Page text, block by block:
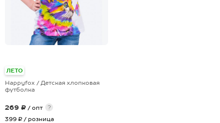
ЛЕТО
Happyfox / Детская хлопковая
футболка
269 ₽ / опт
?
399 ₽ / розница